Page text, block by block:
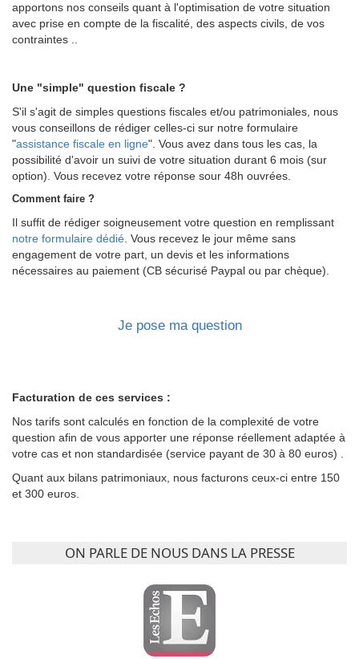
apportons nos conseils quant à l'optimisation de votre situation
avec prise en compte de la fiscalité, des aspects civils, de vos
contraintes ..
Une "simple" question fiscale ?
S'il s'agit de simples questions fiscales et/ou patrimoniales, nous
vous conseillons de rédiger celles-ci sur notre formulaire
"assistance fiscale en ligne". Vous avez dans tous les cas, la
possibilité d'avoir un suivi de votre situation durant 6 mois (sur
option). Vous recevez votre réponse sour 48h ouvrées.
Comment faire ?
Il suffit de rédiger soigneusement votre question en remplissant
notre formulaire dédié . Vous recevez le jour même sans
engagement de votre part, un devis et les informations
nécessaires au paiement (CB sécurisé Paypal ou par chèque).
Je pose ma question
Facturation de ces services :
Nos tarifs sont calculés en fonction de la complexité de votre
question afin de vous apporter une réponse réellement adaptée à
votre cas et non standardisée (service payant de 30 à 80 euros) .
Quant aux bilans patrimoniaux, nous facturons ceux-ci entre 150
et 300 euros.
ON PARLE DE NOUS DANS LA PRESSE